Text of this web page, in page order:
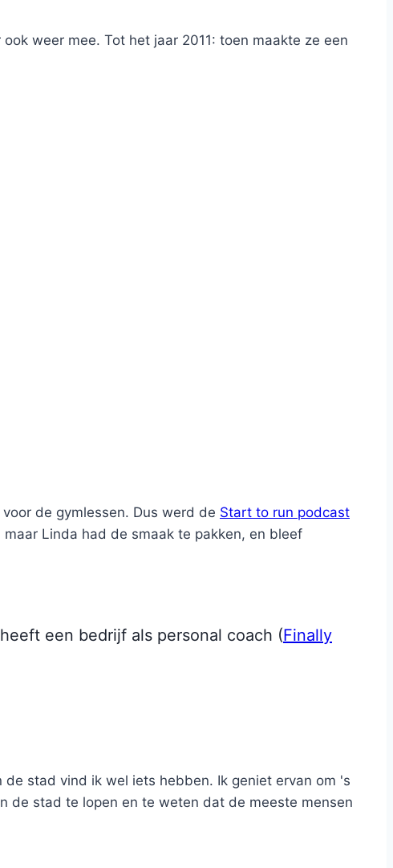
weer mee. Tot het jaar 2011: toen maakte ze een
de gymlessen. Dus werd de Start to run podcast
Linda had de smaak te pakken, en bleef
een bedrijf als personal coach (Finally
stad vind ik wel iets hebben. Ik geniet ervan om 's
de stad te lopen en te weten dat de meeste mensen